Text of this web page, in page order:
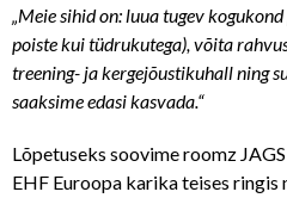
„Meie sihid on: luua tugev
poiste kui tüdrukutega), võita
treening- ja kergejõustikuhall ning
saaksime edasi kasvada.“
Lõpetuseks soovime roomz
EHF Euroopa karika teises